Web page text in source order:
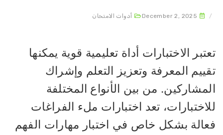
December 2, 2025 أدوات الامتحان
الاختبارات أداة تعليمية قوية يمكنها
المعرفة وتعزيز التعلم وإشراك
من بين الأنواع المختلفة
تعد اختبارات ملء الفراغات
بشكل خاص في اختبار مهارات الفهم